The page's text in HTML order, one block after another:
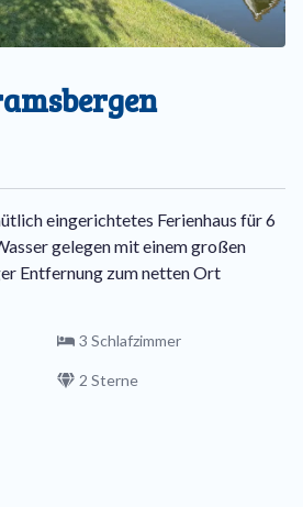
eingerichtetes Ferienhaus für 6
gelegen mit einem großen
Entfernung zum netten Ort
3 Schlafzimmer
2 Sterne